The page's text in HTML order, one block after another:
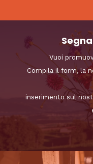
Vuoi
Compila il form, la
inserimento sul